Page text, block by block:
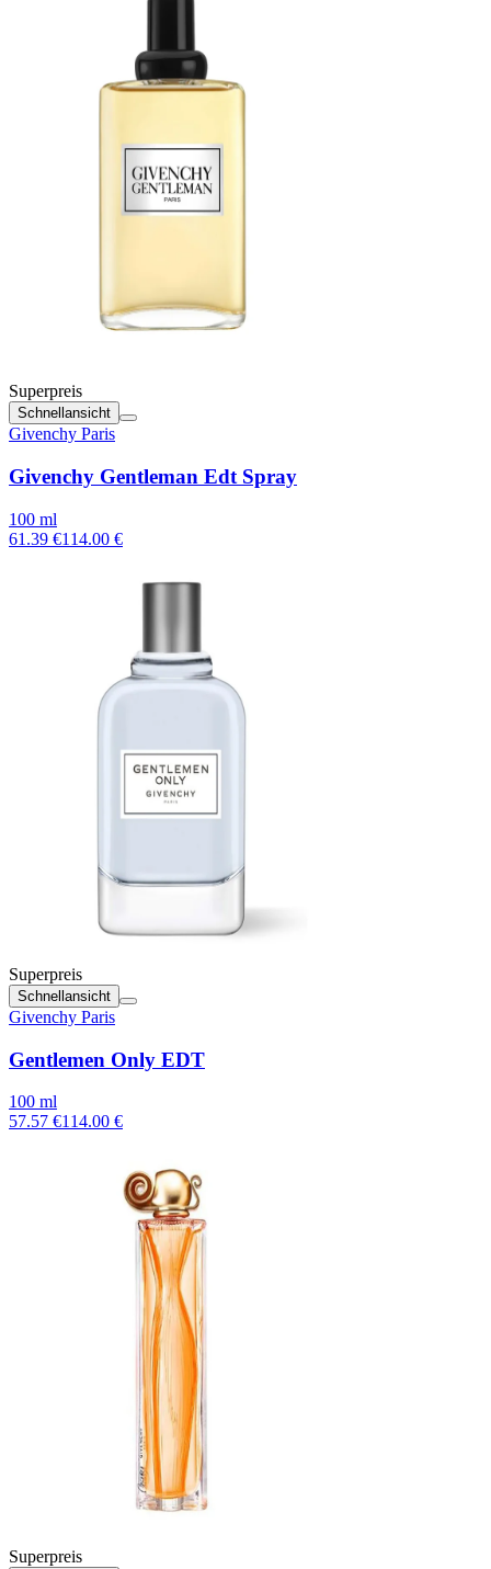
Superpreis
Schnellansicht
Givenchy Paris
Givenchy Gentleman Edt Spray
100 ml
61.39 €114.00 €
Superpreis
Schnellansicht
Givenchy Paris
Gentlemen Only EDT
100 ml
57.57 €114.00 €
Superpreis